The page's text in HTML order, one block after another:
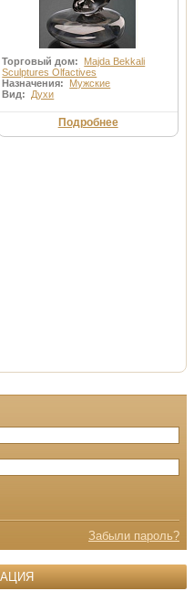
Торговый дом: Majda Bekkali
Sculptures Olfactives
Назначения: Мужские
Вид: Духи
Подробнее
Забыли пароль?